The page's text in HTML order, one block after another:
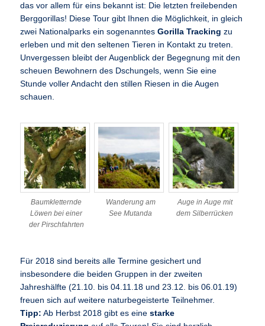
das vor allem für eins bekannt ist: Die letzten freilebenden
Berggorillas! Diese Tour gibt Ihnen die Möglichkeit, in gleich
zwei Nationalparks ein sogenanntesGorilla Tracking zu
erleben und mit den seltenen Tieren in Kontakt zu treten.
Unvergessen bleibt der Augenblick der Begegnung mit den
scheuen Bewohnern des Dschungels, wenn Sie eine
Stunde voller Andacht den stillen Riesen in die Augen
schauen.
Baumkletternde
Löwen bei einer
der Pirschfahrten
Wanderung am
See Mutanda
Auge in Auge mit
dem Silberrücken
Für 2018 sind bereits alle Termine gesichert und
insbesondere die beiden Gruppen in der zweiten
Jahreshälfte (21.10. bis 04.11.18 und 23.12. bis 06.01.19)
freuen sich auf weitere naturbegeisterte Teilnehmer.
Tipp: Ab Herbst 2018 gibt es einestarke